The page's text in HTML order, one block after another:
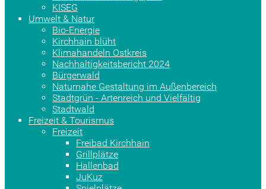
KISEG
Umwelt & Natur
Bio-Energie
Kirchhain blüht
Klimahandeln Ostkreis
Nachhaltigkeitsbericht 2024
Bürgerwald
Naturnahe Gestaltung im Außenbereich
Stadtgrün - Artenreich und Vielfältig
Stadtwald
Freizeit & Tourismus
Freizeit
Freibad Kirchhain
Grillplätze
Hallenbad
JuKuz